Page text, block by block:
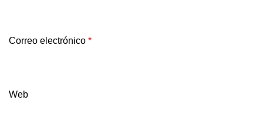
Correo electrónico *
Web